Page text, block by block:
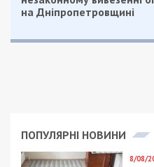
на Дніпропетровщині
ПОПУЛЯРНІ НОВИНИ
8/08/